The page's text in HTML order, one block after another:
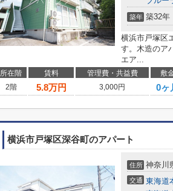
築年 築32年
横浜市戸塚区
す。木造のア
エア...
所在階 賃料 管理費・共益費 敷
2階
5.8万円 3,000円 0ヶ
横浜市戸塚区深谷町のアパート
住所 神奈川
交通 東海道